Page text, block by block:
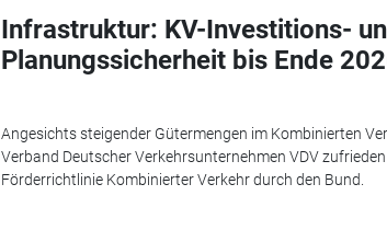
Infrastruktur: KV-Investitions-
Planungssicherheit bis Ende
Angesichts steigender Gütermengen im Kombinierten
Verband Deutscher Verkehrsunternehmen VDV
Förderrichtlinie Kombinierter Verkehr durch den Bund.